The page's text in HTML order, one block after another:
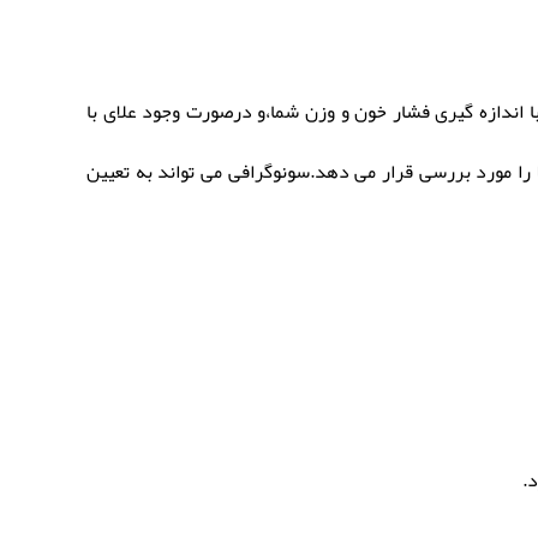
اندازه گیری فشار خون و وزن شما،و درصورت وجود علای با
مورد بررسی قرار می دهد.سونوگرافی می تواند به تعیین